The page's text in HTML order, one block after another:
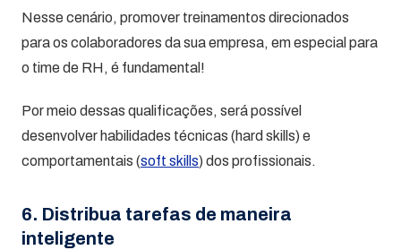
Nesse cenário, promover treinamentos direcionados
para os colaboradores da sua empresa, em especial para
o time de RH, é fundamental!
Por meio dessas qualificações, será possível
desenvolver habilidades técnicas (hard skills) e
comportamentais (soft skills) dos profissionais.
6. Distribua tarefas de maneira
inteligente